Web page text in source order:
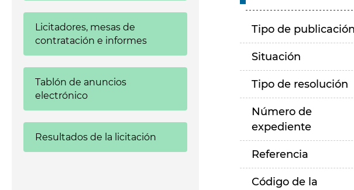
Licitadores, mesas de
contratación e informes
Tablón de anuncios
electrónico
Resultados de la licitación
Tipo de publicación
Situación
Tipo de resolución
Número de
expediente
Referencia
Código de la